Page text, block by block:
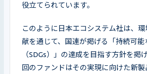
役立てられています。
このように日本エコシステム社は、
献を通じて、国連が掲げる「持続可能
（SDGs）」の達成を目指す方針を掲
回のファンドはその実現に向けた新製